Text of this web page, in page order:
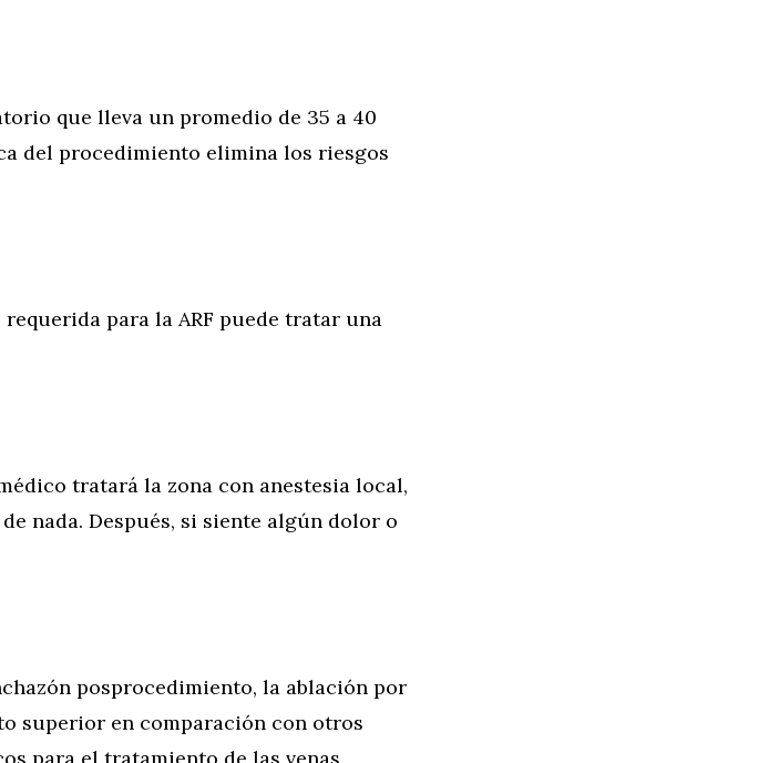
que lleva un promedio de 35 a 40
del procedimiento elimina los riesgos
para la ARF puede tratar una
tratará la zona con anestesia local,
nada. Después, si siente algún dolor o
posprocedimiento, la ablación por
superior en comparación con otros
para el tratamiento de las venas